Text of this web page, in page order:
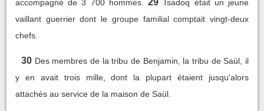
accompagné de 3 700 hommes.
29 Tsadoq était un jeune
vaillant guerrier dont le groupe familial comptait vingt-deux
chefs.
30 Des membres de la tribu de Benjamin, la tribu de Saül, il
y en avait trois mille, dont la plupart étaient jusqu'alors
attachés au service de la maison de Saül.